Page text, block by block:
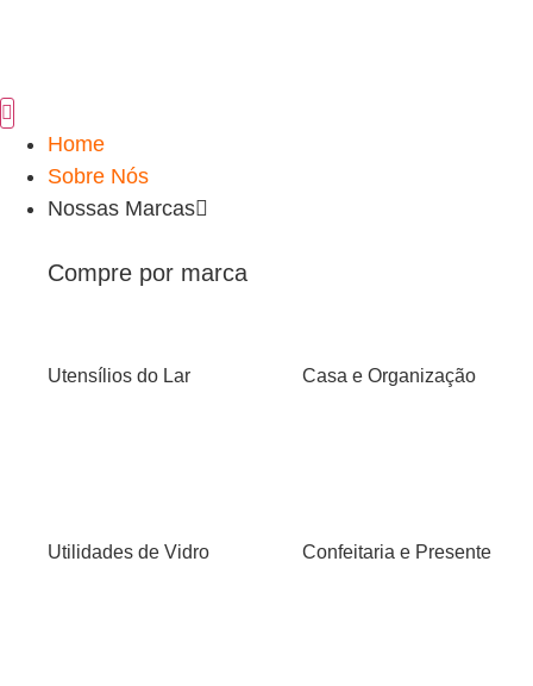
Home
Sobre Nós
Nossas Marcas
Compre por marca
Utensílios do Lar Casa e Organização
Utilidades de Vidro Confeitaria e Presente